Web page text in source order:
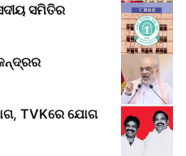
ସମିତିର
TVKରେ ଯୋଗ